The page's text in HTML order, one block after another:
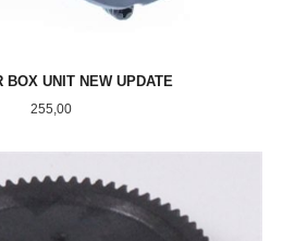
BOX UNIT NEW UPDATE
Pris
255,00